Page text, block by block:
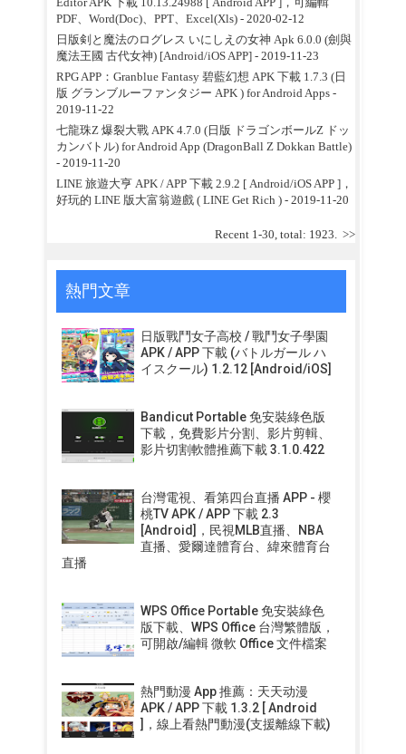
PDF、Word(Doc)、PPT、Excel(Xls)- 2020-02-12
日版剣と魔法のログレス いにしえの女神 Apk 6.0.0 (劍與
魔法王國 古代女神) [Android/iOS APP]- 2019-11-23
RPG APP：Granblue Fantasy 碧藍幻想 APK 下載 1.7.3 (日
版 グランブルーファンタジー APK ) for Android Apps -
2019-11-22
七龍珠Z 爆裂大戰 APK 4.7.0 (日版 ドラゴンボールZ ドッ
カンバトル) for Android App (DragonBall Z Dokkan Battle)
- 2019-11-20
LINE 旅遊大亨 APK / APP 下載 2.9.2 [ Android/iOS APP ]，
好玩的 LINE 版大富翁遊戲 ( LINE Get Rich )- 2019-11-20
Recent 1-30, total: 1923. >>
熱門文章
日版戰鬥女子高校 / 戰鬥女子學園
APK / APP 下載 (バトルガール ハ
イスクール) 1.2.12 [Android/iOS]
Bandicut Portable 免安裝綠色版
下載，免費影片分割、影片剪輯、
影片切割軟體推薦下載 3.1.0.422
台灣電視、看第四台直播 APP - 櫻
桃TV APK / APP 下載 2.3
[Android]，民視MLB直播、NBA
直播、愛爾達體育台、緯來體育台
直播
WPS Office Portable 免安裝綠色
版下載、WPS Office 台灣繁體版，
可開啟/編輯 微軟 Office 文件檔案
熱門動漫 App 推薦：天天动漫
APK / APP 下載 1.3.2 [ Android
]，線上看熱門動漫(支援離線下載)